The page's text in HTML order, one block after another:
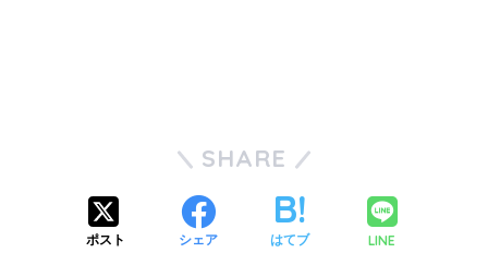
SHARE
ポスト シェア はてブ LINE